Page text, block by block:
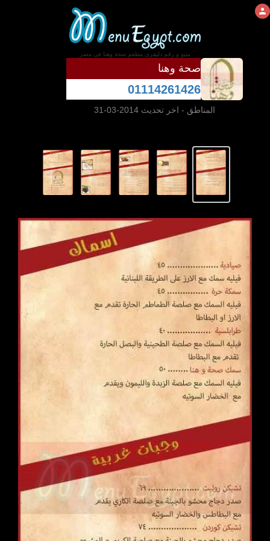
منيو و رقم دليفرى مطعم صحة وهنا فى مصر
صحة وهنا
01114261426
المناطق - اخر تحديث 2014-03-31